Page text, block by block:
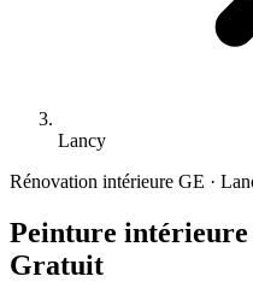
Lancy
Rénovation intérieure GE ·
Peinture
Gratuit